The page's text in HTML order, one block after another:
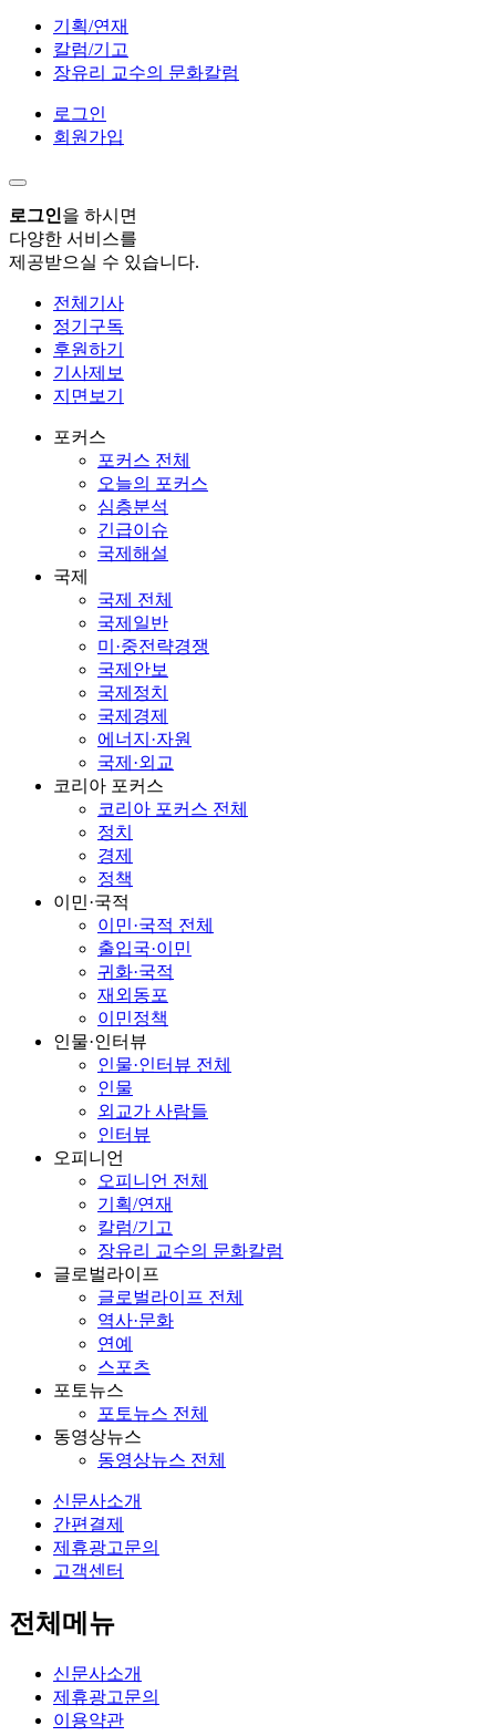
기획/연재
칼럼/기고
장유리 교수의 문화칼럼
로그인
회원가입
로그인을 하시면
다양한 서비스를
제공받으실 수 있습니다.
전체기사
정기구독
후원하기
기사제보
지면보기
포커스
포커스 전체
오늘의 포커스
심층분석
긴급이슈
국제해설
국제
국제 전체
국제일반
미·중전략경쟁
국제안보
국제정치
국제경제
에너지·자원
국제·외교
코리아 포커스
코리아 포커스 전체
정치
경제
정책
이민·국적
이민·국적 전체
출입국·이민
귀화·국적
재외동포
이민정책
인물·인터뷰
인물·인터뷰 전체
인물
외교가 사람들
인터뷰
오피니언
오피니언 전체
기획/연재
칼럼/기고
장유리 교수의 문화칼럼
글로벌라이프
글로벌라이프 전체
역사·문화
연예
스포츠
포토뉴스
포토뉴스 전체
동영상뉴스
동영상뉴스 전체
신문사소개
간편결제
제휴광고문의
고객센터
전체메뉴
신문사소개
제휴광고문의
이용약관